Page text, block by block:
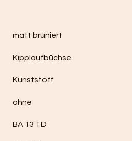
matt brüniert
Kipplaufbüchse
Kunststoff
ohne
BA 13 TD